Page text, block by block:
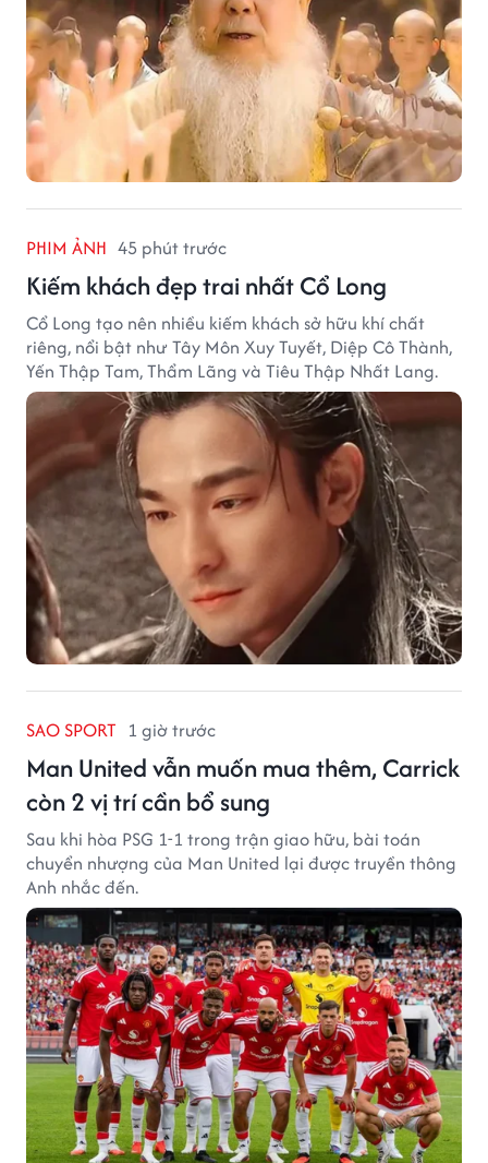
PHIM ẢNH 45 phút trước
Kiếm khách đẹp trai nhất Cổ Long
Cổ Long tạo nên nhiều kiếm khách sở hữu khí chất
riêng, nổi bật như Tây Môn Xuy Tuyết, Diệp Cô Thành,
Yến Thập Tam, Thẩm Lãng và Tiêu Thập Nhất Lang.
SAO SPORT 1 giờ trước
Man United vẫn muốn mua thêm, Carrick
còn 2 vị trí cần bổ sung
Sau khi hòa PSG 1-1 trong trận giao hữu, bài toán
chuyển nhượng của Man United lại được truyền thông
Anh nhắc đến.